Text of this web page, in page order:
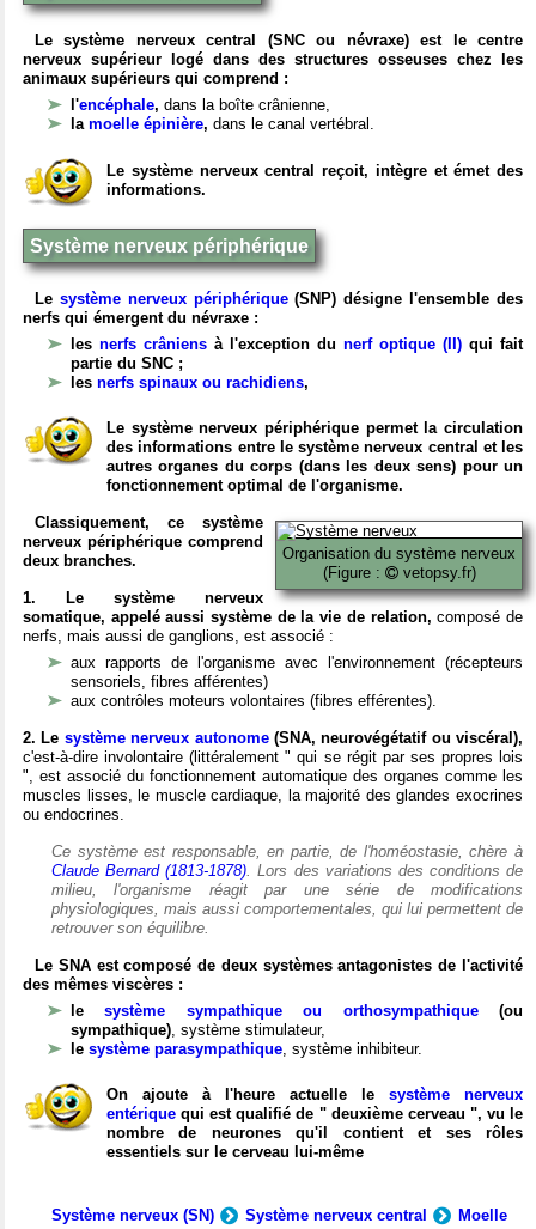
Le système nerveux central (SNC ou névraxe) est le centre
nerveux supérieur logé dans des structures osseuses chez les
animaux supérieurs qui comprend :
l'encéphale, dans la boîte crânienne,
la moelle épinière, dans le canal vertébral.
Le système nerveux central reçoit, intègre et émet des
informations.
Système nerveux périphérique
Le système nerveux périphérique(SNP) désigne l'ensemble des
nerfs qui émergent du névraxe :
les nerfs crâniens à l'exception du nerf optique (II) qui fait
partie du SNC ;
les nerfs spinaux ou rachidiens,
Le système nerveux périphérique permet la circulation
des informations entre le système nerveux central et les
autres organes du corps (dans les deux sens) pour un
fonctionnement optimal de l'organisme.
Organisation du système nerveux
(Figure :
vetopsy.fr)
Classiquement, ce système
nerveux périphérique comprend
deux branches.
1. Le système nerveux
somatique, appelé aussi système de la vie de relation, composé de
nerfs, mais aussi de ganglions, est associé :
aux rapports de l'organisme avec l'environnement (récepteurs
sensoriels, fibres afférentes)
aux contrôles moteurs volontaires (fibres efférentes).
2. Le système nerveux autonome(SNA, neurovégétatif ou viscéral),
c'est-à-dire involontaire (littéralement " qui se régit par ses propres lois
", est associé du fonctionnement automatique des organes comme les
muscles lisses, le muscle cardiaque, la majorité des glandes exocrines
ou endocrines.
Ce système est responsable, en partie, de l'homéostasie, chère à
Claude Bernard (1813-1878). Lors des variations des conditions de
milieu, l'organisme réagit par une série de modifications
physiologiques, mais aussi comportementales, qui lui permettent de
retrouver son équilibre.
Le SNA est composé de deux systèmes antagonistes de l'activité
des mêmes viscères :
lesystème sympathique ou orthosympathique(ou
sympathique), système stimulateur,
le système parasympathique, système inhibiteur.
On ajoute à l'heure actuelle le système nerveux
entérique qui est qualifié de " deuxième cerveau ", vu le
nombre de neurones qu'il contient et ses rôles
essentiels sur le cerveau lui-même
Système nerveux (SN) Système nerveux central
Moelle